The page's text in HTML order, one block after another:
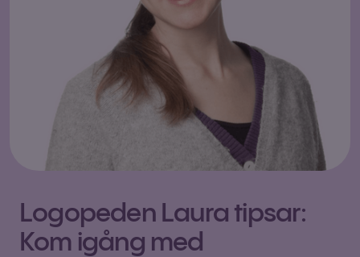
Logopeden Laura tipsar:
Kom igång med